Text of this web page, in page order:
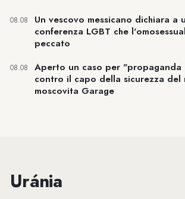
08.08
Un vescovo messicano dichiara a
conferenza LGBT che
peccato
08.08
Aperto un caso per "propaganda
contro il capo della sicurezza del
moscovita Garage
Uránia